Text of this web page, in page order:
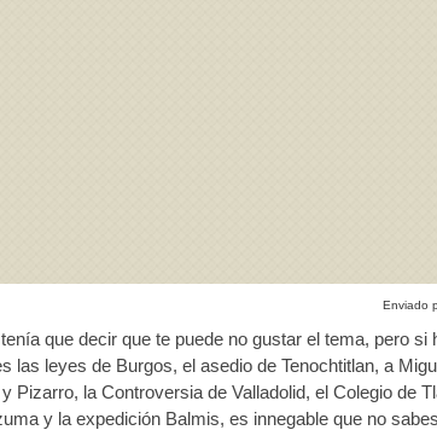
Enviado
que decir que te puede no gustar el tema, pero
las leyes de Burgos, el asedio de Tenochtitlan, a
Pizarro, la Controversia de Valladolid, el Colegio de
y la expedición Balmis, es innegable que no